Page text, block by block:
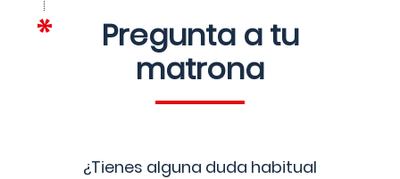
Pregunta a tu
matrona
¿Tienes alguna duda habitual